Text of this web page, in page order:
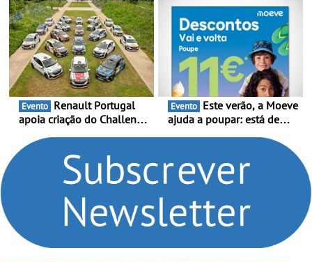
presença nacional ao lado
da mítica prova de ciclismo
e leva a sua gama SUV
multi-energia às estradas
de Portugal
Portugal Karting e mira boa
estreia - O Campeonato
Portugal Karting 2026
decorre entre 1 de Março e
6 de Setembro
Evento
apoia criação do Challenge
compromisso com o
automobilismo nacional
continua em 2026
Evento
ajuda a poupar: está de
Volta” com descontos de